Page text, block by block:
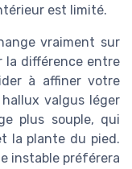
est limité.
vraiment sur
la différence entre
à affiner votre
valgus léger
plus souple, qui
la plante du pied.
instable préférera